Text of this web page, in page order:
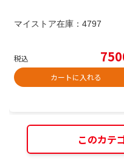
マイストア在庫： 4797
税込
カートに入れる
このカテ